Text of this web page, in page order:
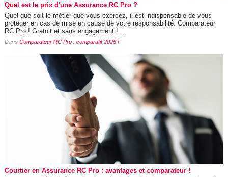
Quel est le prix d'une Assurance RC Pro ?
Quel que soit le métier que vous exercez, il est indispensable de vous
protéger en cas de mise en cause de votre responsabilité. Comparateur
RC Pro ! Gratuit et sans engagement ! ...
Dans Comparateur RC Pro : comparatif 2026 !
Courtier en Assurance RC Pro : avantages et comparateur !